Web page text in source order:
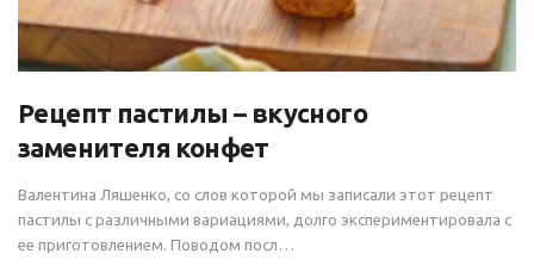
Рецепт пастилы – вкусного
заменителя конфет
Валентина Ляшенко, со слов которой мы записали этот рецепт
пастилы с различными вариациями, долго экспериментировала с
ее приготовлением. Поводом посл…